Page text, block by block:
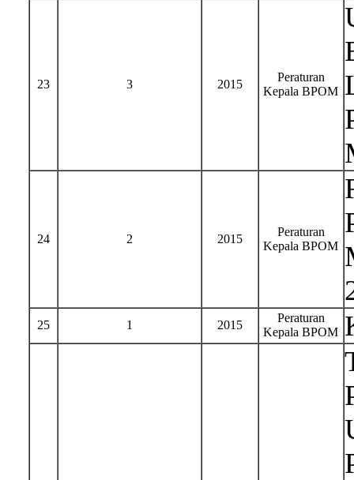
23 3 2015
Peraturan
Kepala BPOM
24 2 2015
Peraturan
Kepala BPOM
25 1 2015
Peraturan
Kepala BPOM